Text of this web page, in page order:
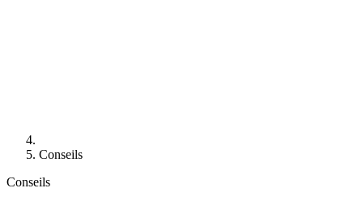
Conseils
Conseils